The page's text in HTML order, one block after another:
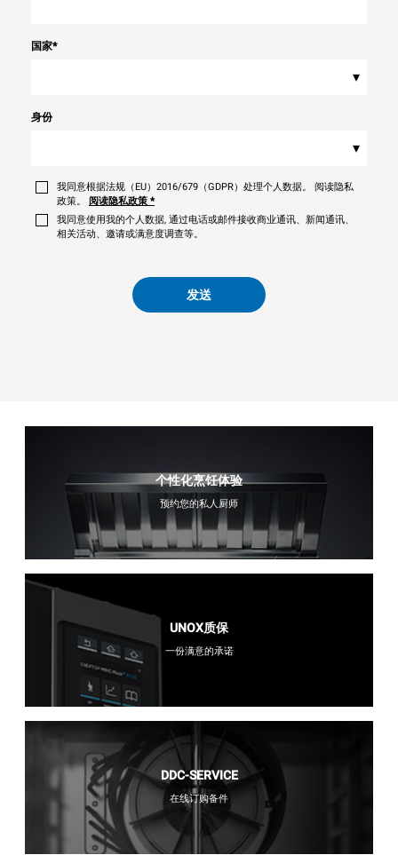
国家*
▾
身份
▾
我同意根据法规（EU）2016/679（GDPR）处理个人数据。 阅读隐私
政策。
阅读隐私政策 *
我同意使用我的个人数据, 通过电话或邮件接收商业通讯、新闻通讯、
相关活动、邀请或满意度调查等。
发送
个性化烹饪体验
预约您的私人厨师
UNOX质保
一份满意的承诺
DDC-SERVICE
在线订购备件